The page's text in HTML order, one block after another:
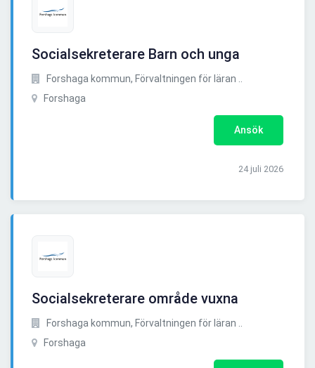
Socialsekreterare Barn och unga
Forshaga kommun, Förvaltningen för läran ..
Forshaga
Ansök
24 juli 2026
Socialsekreterare område vuxna
Forshaga kommun, Förvaltningen för läran ..
Forshaga